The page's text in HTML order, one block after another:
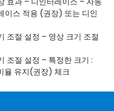
이스 적용 (권장) 또는 디인
조절 설정 – 영상 크기 조절
조절 설정 – 특정한 크기 :
율 유지(권장) 체크